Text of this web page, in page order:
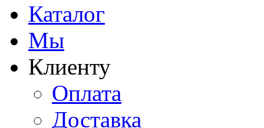
Каталог
Мы
Клиенту
Оплата
Доставка